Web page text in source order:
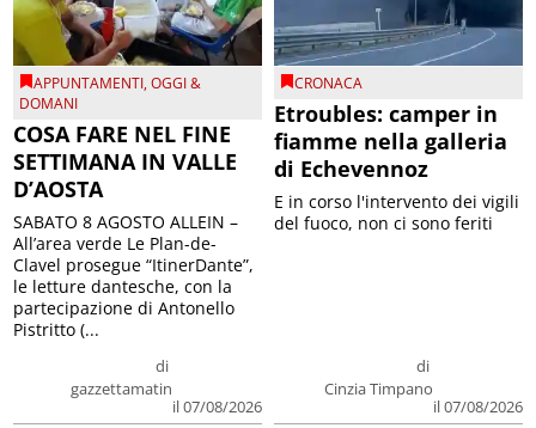
APPUNTAMENTI,OGGI &
DOMANI
COSA FARE NEL FINE
SETTIMANA IN VALLE
D’AOSTA
di
gazzettamatin
il 07/08/2026
SABATO 8 AGOSTO ALLEIN –
All’area verde Le Plan-de-
Clavel prosegue “ItinerDante”,
le letture dantesche, con la
partecipazione di Antonello
Pistritto (...
CRONACA
Etroubles: camper in
fiamme nella galleria
di Echevennoz
di
Cinzia Timpano
il 07/08/2026
E in corso l'intervento dei vigili
del fuoco, non ci sono feriti